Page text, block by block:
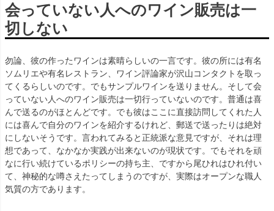
会っていない人へのワイン販売は一
切しない
勿論、彼の作ったワインは素晴らしいの一言です。彼の所には有名
ソムリエや有名レストラン、ワイン評論家が沢山コンタクトを取っ
てくるらしいのです。でもサンプルワインを送りません。そして会
っていない人へのワイン販売は一切行っていないのです。普通は喜
んで送るのがほとんどです。でも彼はここに直接訪問してくれた人
には喜んで自分のワインを紹介するけれど、郵送で送ったりは絶対
にしないそうです。言われてみると正統派な意見ですが、それは理
想であって、なかなか実践が出来ないのが現状です。でもそれを頑
なに行い続けているポリシーの持ち主、ですから尾ひれはひれ付い
て、神秘的な噂さえたってしまうのですが、実際はオープンな職人
気質の方であります。